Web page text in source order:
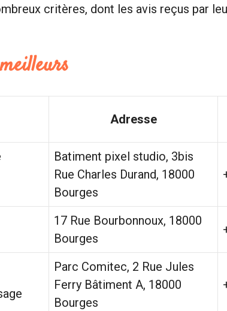
critères, dont les avis reçus par
Adresse
Batiment pixel studio, 3bis
Rue Charles Durand, 18000
Bourges
17 Rue Bourbonnoux, 18000
Bourges
Parc Comitec, 2 Rue Jules
Ferry Bâtiment A, 18000
Bourges